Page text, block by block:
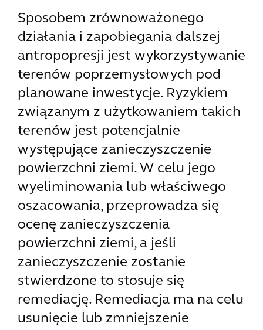
Sposobem zrównoważonego
działania i zapobiegania dalszej
antropopresji jest wykorzystywanie
terenów poprzemysłowych pod
planowane inwestycje. Ryzykiem
związanym z użytkowaniem takich
terenów jest potencjalnie
występujące zanieczyszczenie
powierzchni ziemi. W celu jego
wyeliminowania lub właściwego
oszacowania, przeprowadza się
ocenę zanieczyszczenia
powierzchni ziemi, a jeśli
zanieczyszczenie zostanie
stwierdzone to stosuje się
remediację. Remediacja ma na celu
usunięcie lub zmniejszenie